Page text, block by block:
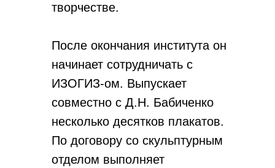
творчестве.
После окончания института он
начинает сотрудничать с
ИЗОГИЗ-ом. Выпускает
совместно с Д.Н. Бабиченко
несколько десятков плакатов.
По договору со скульптурным
отделом выполняет